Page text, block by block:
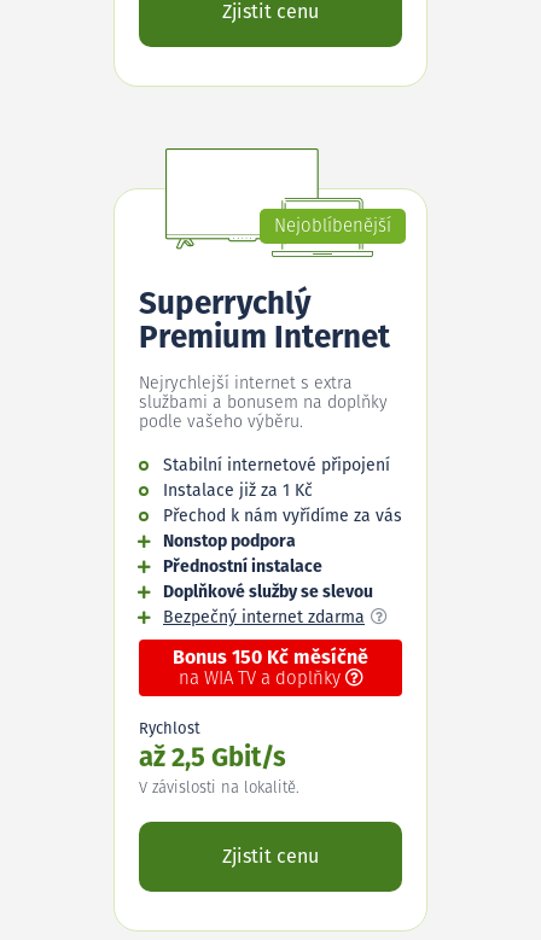
Zjistit cenu
Nejoblíbenější
Superrychlý
Premium Internet
Nejrychlejší internet s extra
službami a bonusem na doplňky
podle vašeho výběru.
Stabilní internetové připojení
Instalace již za 1 Kč
Přechod k nám vyřídíme za vás
Nonstop podpora
Přednostní instalace
Doplňkové služby se slevou
Bezpečný internet zdarma
Bonus 150 Kč měsíčně
na WIA TV a doplňky
Rychlost
až 2,5 Gbit/s
V závislosti na lokalitě.
Zjistit cenu